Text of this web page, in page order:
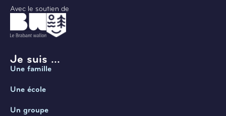
Avec le soutien de
Je suis ...
Une famille
Une école
Un groupe